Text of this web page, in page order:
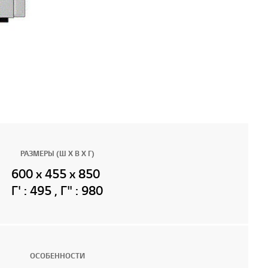
РАЗМЕРЫ (Ш Х В Х Г)
600 x 455 x 850
Г' : 495 , Г" : 980
ОСОБЕННОСТИ